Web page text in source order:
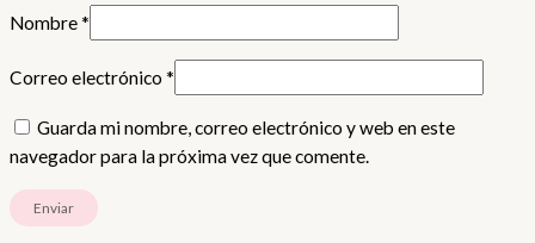
Nombre*
Correo electrónico *
Guarda mi nombre, correo electrónico y web en este
navegador para la próxima vez que comente.